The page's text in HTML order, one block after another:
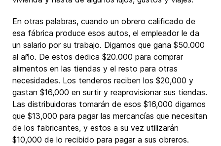
En otras palabras, cuando un obrero calificado de
esa fábrica produce esos autos, el empleador le da
un salario por su trabajo. Digamos que gana $50.000
al año. De estos dedica $20.000 para comprar
alimentos en las tiendas y el resto para otras
necesidades. Los tenderos reciben los $20,000 y
gastan $16,000 en surtir y reaprovisionar sus tiendas.
Las distribuidoras tomarán de esos $16,000 digamos
que $13,000 para pagar las mercancías que necesitan
de los fabricantes, y estos a su vez utilizarán
$10,000 de lo recibido para pagar a sus obreros.